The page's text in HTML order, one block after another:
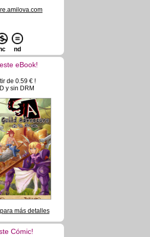
nd
eBook!
de 0.59 € !
y sin DRM
más detalles
Cómic!